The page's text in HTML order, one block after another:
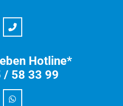
Hotline*
/ 58 33 99